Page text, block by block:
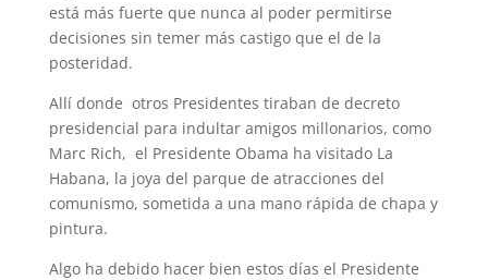
está más fuerte que nunca al poder permitirse
decisiones sin temer más castigo que el de la
posteridad.
Allí donde otros Presidentes tiraban de decreto
presidencial para indultar amigos millonarios, como
Marc Rich, el Presidente Obama ha visitado La
Habana, la joya del parque de atracciones del
comunismo, sometida a una mano rápida de chapa y
pintura.
Algo ha debido hacer bien estos días el Presidente